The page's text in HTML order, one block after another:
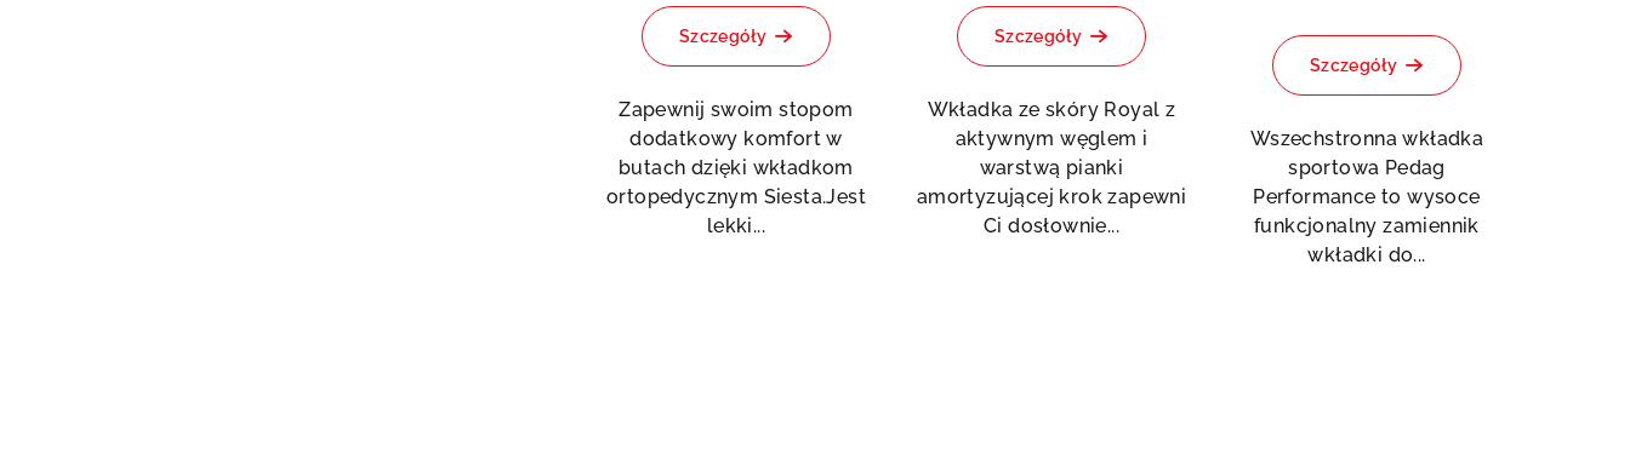
ocena
produktu
wynosi
5,0
na
5
gwiazdek.
Szczegóły
Zapewnij swoim stopom
dodatkowy komfort w
butach dzięki wkładkom
ortopedycznym Siesta.Jest
lekki...
Szczegóły
Wkładka ze skóry Royal z
aktywnym węglem i
warstwą pianki
amortyzującej krok zapewni
Ci dosłownie...
Szczegóły
Wszechstronna wkładka
sportowa Pedag
Performance to wysoce
funkcjonalny zamiennik
wkładki do...